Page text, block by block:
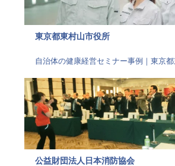
東京都東村山市役所
自治体の健康経営セミナー事例｜東京
公益財団法人日本消防協会